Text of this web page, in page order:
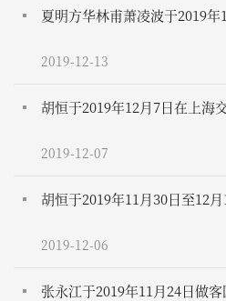
夏明方华林甫萧凌波于2019
国三千年疫灾史料汇编》首发
究学术报告会
2019-12-13
胡恒于2019年12月7日在上海
文与史学研究的拓展”青年工
2019-12-07
胡恒于2019年11月30日至12
二届“古代中国国家研究的新
2019-12-06
张永江于2019年11月24日做